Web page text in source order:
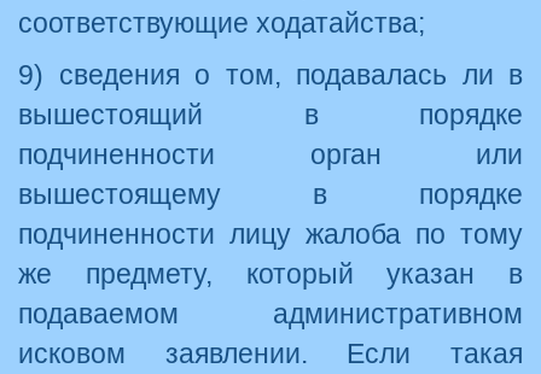
соответствующие ходатайства;
9) сведения о том, подавалась ли в
вышестоящий в порядке
подчиненности орган или
вышестоящему в порядке
подчиненности лицу жалоба по тому
же предмету, который указан в
подаваемом административном
исковом заявлении. Если такая